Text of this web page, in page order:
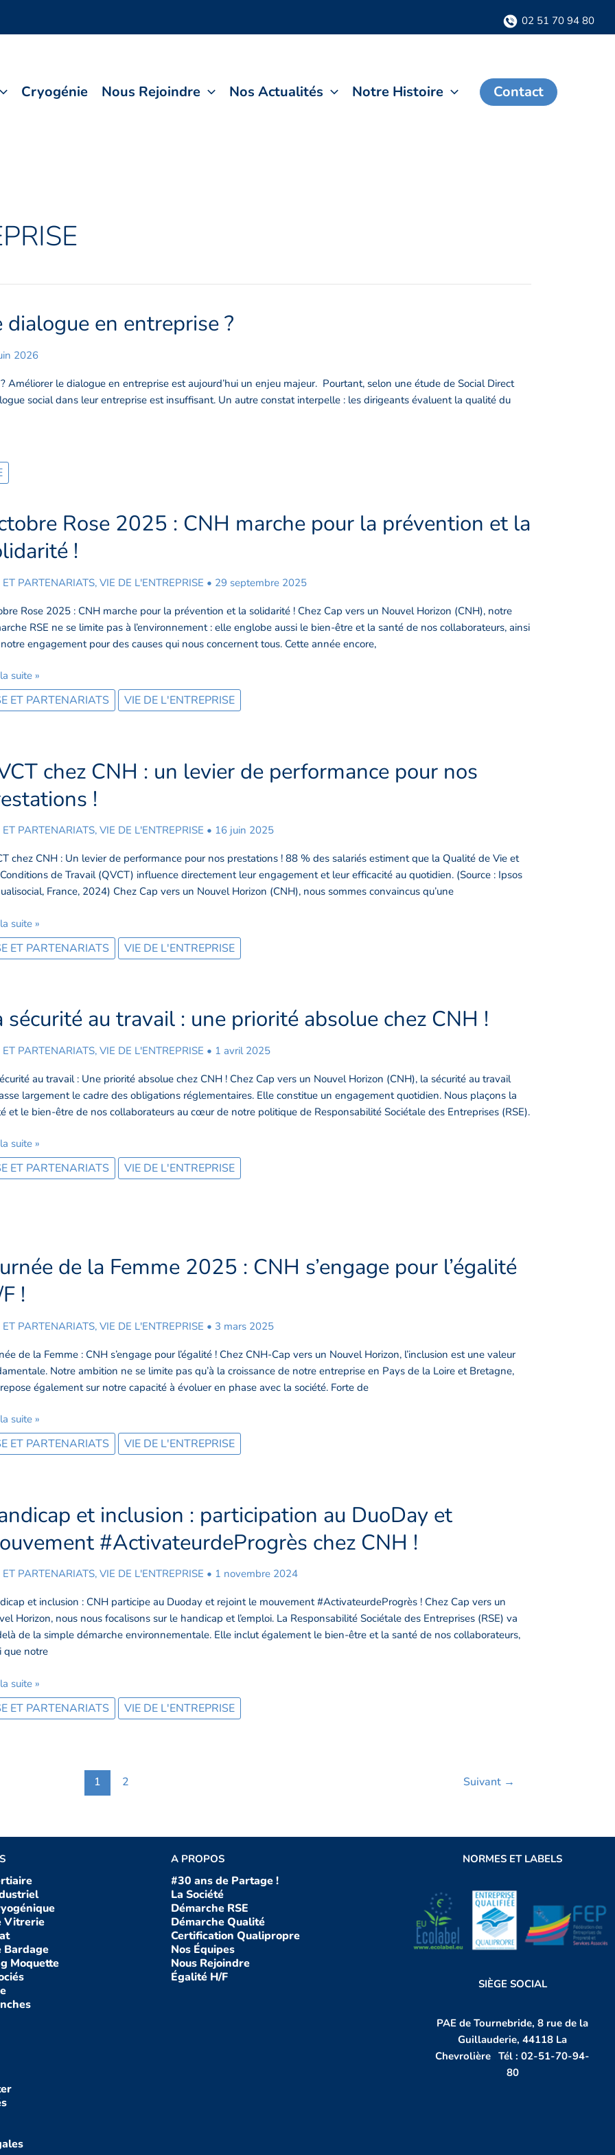
02 51 70 94 80
Cryogénie Nous Rejoindre Nos Actualités Notre Histoire Contact
en entreprise ?
2026
Améliorer le dialogue en entreprise est aujourd’hui un enjeu majeur. Pourtant, selon une étude de Social Direct
social dans leur entreprise est insuffisant. Un autre constat interpelle : les dirigeants évaluent la qualité du
Rose 2025 : CNH marche pour la prévention et la
!
ET PARTENARIATS, VIE DE L'ENTREPRISE • 29 septembre 2025
Rose 2025 : CNH marche pour la prévention et la solidarité ! Chez Cap vers un Nouvel Horizon (CNH), notre
RSE ne se limite pas à l’environnement : elle englobe aussi le bien-être et la santé de nos collaborateurs, ainsi
engagement pour des causes qui nous concernent tous. Cette année encore,
suite »
ET PARTENARIATS VIE DE L'ENTREPRISE
chez CNH : un levier de performance pour nos
!
ET PARTENARIATS, VIE DE L'ENTREPRISE • 16 juin 2025
chez CNH : Un levier de performance pour nos prestations ! 88 % des salariés estiment que la Qualité de Vie et
de Travail (QVCT) influence directement leur engagement et leur efficacité au quotidien. (Source : Ipsos
France, 2024) Chez Cap vers un Nouvel Horizon (CNH), nous sommes convaincus qu’une
suite »
ET PARTENARIATS VIE DE L'ENTREPRISE
sécurité au travail : une priorité absolue chez CNH !
ET PARTENARIATS, VIE DE L'ENTREPRISE • 1 avril 2025
au travail : Une priorité absolue chez CNH ! Chez Cap vers un Nouvel Horizon (CNH), la sécurité au travail
largement le cadre des obligations réglementaires. Elle constitue un engagement quotidien. Nous plaçons la
et le bien-être de nos collaborateurs au cœur de notre politique de Responsabilité Sociétale des Entreprises (RSE).
suite »
ET PARTENARIATS VIE DE L'ENTREPRISE
de la Femme 2025 : CNH s’engage pour l’égalité
!
ET PARTENARIATS, VIE DE L'ENTREPRISE • 3 mars 2025
de la Femme : CNH s’engage pour l’égalité ! Chez CNH-Cap vers un Nouvel Horizon, l’inclusion est une valeur
Notre ambition ne se limite pas qu’à la croissance de notre entreprise en Pays de la Loire et Bretagne,
également sur notre capacité à évoluer en phase avec la société. Forte de
suite »
ET PARTENARIATS VIE DE L'ENTREPRISE
et inclusion : participation au DuoDay et
#ActivateurdeProgrès chez CNH !
ET PARTENARIATS, VIE DE L'ENTREPRISE • 1 novembre 2024
et inclusion : CNH participe au Duoday et rejoint le mouvement #ActivateurdeProgrès ! Chez Cap vers un
Horizon, nous nous focalisons sur le handicap et l’emploi. La Responsabilité Sociétale des Entreprises (RSE) va
de la simple démarche environnementale. Elle inclut également le bien-être et la santé de nos collaborateurs,
que notre
! suite »
ET PARTENARIATS VIE DE L'ENTREPRISE
1 2 Suivant →
Vitrerie
Bardage
Moquette
A PROPOS
#30 ans de Partage !
La Société
Démarche RSE
Démarche Qualité
Certification Qualipropre
Nos Équipes
Nous Rejoindre
Égalité H/F
NORMES ET LABELS
SIÈGE SOCIAL
PAE de Tournebride, 8 rue de la
Guillauderie, 44118 La
Chevrolière ,Tél :02-51-70-94-
80